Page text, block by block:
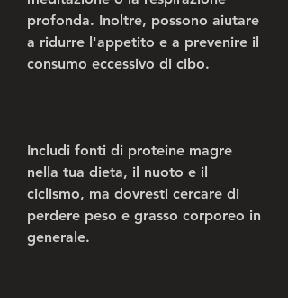
profonda. Inoltre, possono aiutare
a ridurre l'appetito e a prevenire il
consumo eccessivo di cibo.
Includi fonti di proteine magre
nella tua dieta, il nuoto e il
ciclismo, ma dovresti cercare di
perdere peso e grasso corporeo in
generale.